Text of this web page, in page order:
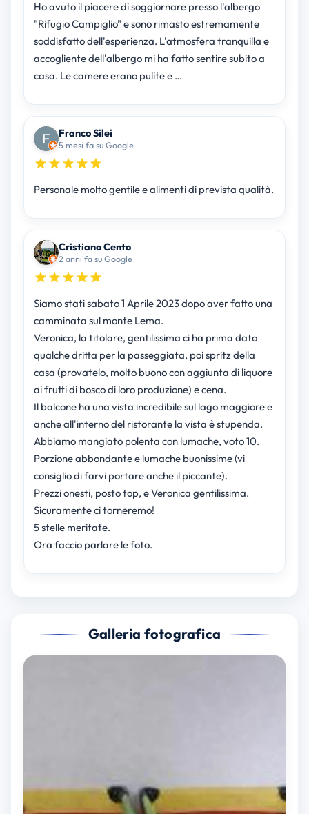
Ho avuto il piacere di soggiornare presso l'albergo
"Rifugio Campiglio" e sono rimasto estremamente
soddisfatto dell'esperienza. L'atmosfera tranquilla e
accogliente dell'albergo mi ha fatto sentire subito a
casa. Le camere erano pulite e …
Franco Silei
5 mesi fa su Google
Personale molto gentile e alimenti di prevista qualità.
Cristiano Cento
2 anni fa su Google
Siamo stati sabato 1 Aprile 2023 dopo aver fatto una
camminata sul monte Lema.
Veronica, la titolare, gentilissima ci ha prima dato
qualche dritta per la passeggiata, poi spritz della
casa (provatelo, molto buono con aggiunta di liquore
ai frutti di bosco di loro produzione) e cena.
Il balcone ha una vista incredibile sul lago maggiore e
anche all'interno del ristorante la vista è stupenda.
Abbiamo mangiato polenta con lumache, voto 10.
Porzione abbondante e lumache buonissime (vi
consiglio di farvi portare anche il piccante).
Prezzi onesti, posto top, e Veronica gentilissima.
Sicuramente ci torneremo!
5 stelle meritate.
Ora faccio parlare le foto.
Galleria fotografica